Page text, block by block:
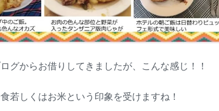
グからお借りしてきましたが、こんな感じ！！
若しくはお米という印象を受けますね！